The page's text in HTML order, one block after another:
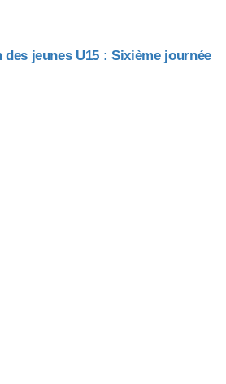
jeunes U15 : Sixième journée